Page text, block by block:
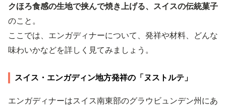
クほろ食感の生地で挟んで焼き上げる、スイスの伝統菓子
のこと。
ここでは、エンガディナーについて、発祥や材料、どんな
味わいかなどを詳しく見てみましょう。
スイス・エンガディン地方発祥の「ヌストルテ」
エンガディナーはスイス南東部のグラウビュンデン州にあ